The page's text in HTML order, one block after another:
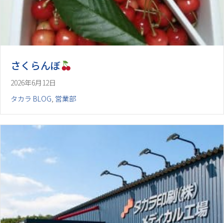
さくらんぼ
2026年6月12日
タカラ BLOG, 営業部